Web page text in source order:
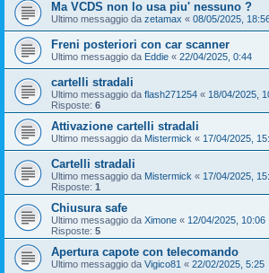
Ma VCDS non lo usa piu' nessuno ?
Ultimo messaggio da zetamax « 08/05/2025,
Freni posteriori con car scanner
Ultimo messaggio da Eddie « 22/04/2025, 0:44
cartelli stradali
Ultimo messaggio da flash271254 « 18/04/2025,
Risposte: 6
Attivazione cartelli stradali
Ultimo messaggio da Mistermick « 17/04/2025,
Cartelli stradali
Ultimo messaggio da Mistermick « 17/04/2025,
Risposte: 1
Chiusura safe
Ultimo messaggio da Ximone « 12/04/2025, 10:06
Risposte: 5
Apertura capote con telecomando
Ultimo messaggio da Vigico81 « 22/02/2025, 5:25